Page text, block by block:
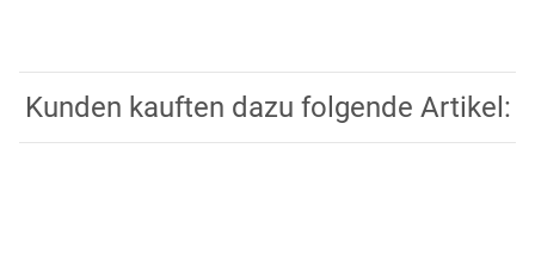
Kunden kauften dazu folgende Artikel: